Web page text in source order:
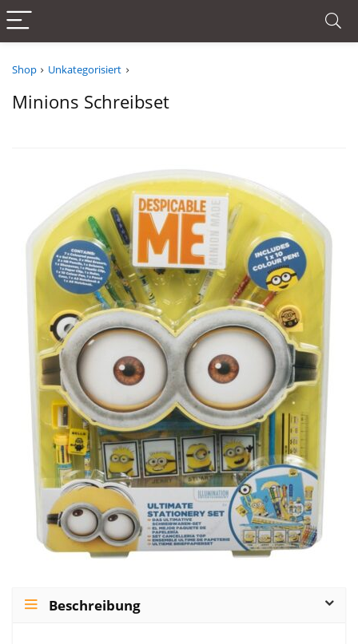
Shop Unkategorisiert
Minions Schreibset
Beschreibung